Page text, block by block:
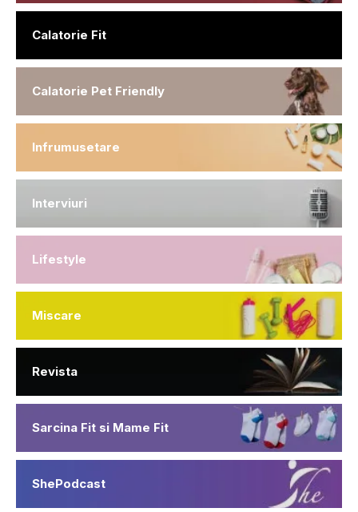
Calatorie Fit
Calatorie Pet Friendly
Infrumusetare
Interviuri
Lifestyle
Miscare
Revista
Sarcina Fit si Mame Fit
ShePodcast